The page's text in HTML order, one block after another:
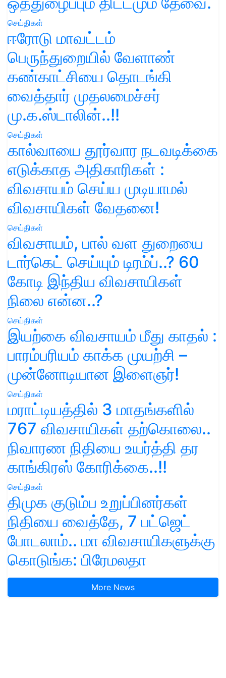
செய்திகள்
ஈரோடு மாவட்டம்
பெருந்துறையில் வேளாண்
கண்காட்சியை தொடங்கி
வைத்தார் முதலமைச்சர்
மு.க.ஸ்டாலின்..!!
செய்திகள்
கால்வாயை தூர்வார நடவடிக்கை
எடுக்காத அதிகாரிகள் :
விவசாயம் செய்ய முடியாமல்
விவசாயிகள் வேதனை!
செய்திகள்
விவசாயம், பால் வள துறையை
டார்கெட் செய்யும் டிரம்ப்..? 60
கோடி இந்திய விவசாயிகள்
நிலை என்ன..?
செய்திகள்
இயற்கை விவசாயம் மீது காதல் :
பாரம்பரியம் காக்க முயற்சி –
முன்னோடியான இளைஞர்!
செய்திகள்
மராட்டியத்தில் 3 மாதங்களில்
767 விவசாயிகள் தற்கொலை..
நிவாரண நிதியை உயர்த்தி தர
காங்கிரஸ் கோரிக்கை..!!
செய்திகள்
திமுக குடும்ப உறுப்பினர்கள்
நிதியை வைத்தே, 7 பட்ஜெட்
போடலாம்.. மா விவசாயிகளுக்கு
கொடுங்க: பிரேமலதா
More News